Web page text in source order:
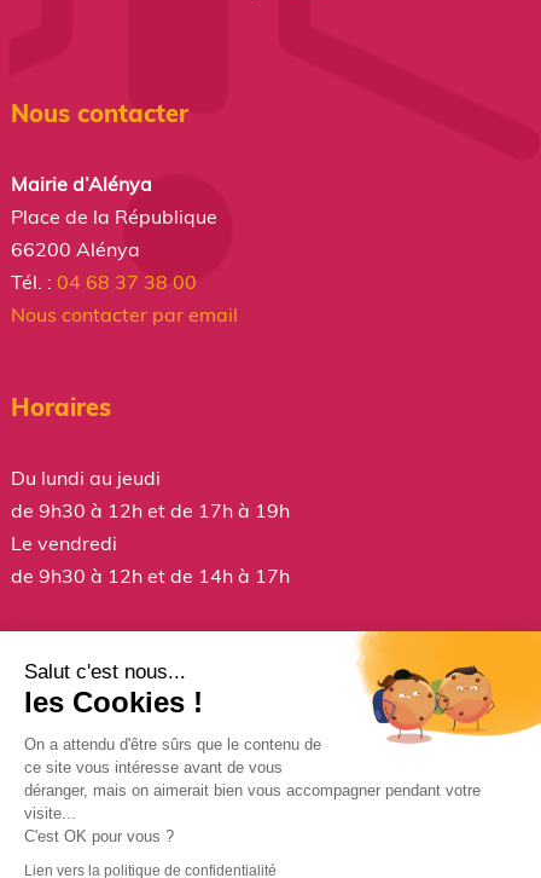
Nous contacter
Mairie d’Alénya
Place de la République
66200 Alénya
Tél. : 04 68 37 38 00
Nous contacter par email
Horaires
Du lundi au jeudi
de 9h30 à 12h et de 17h à 19h
Le vendredi
de 9h30 à 12h et de 14h à 17h
Téléchargez l’application
Panneau Pocket pour rester informé et être alerté !
Salut c'est nous...
les Cookies !
On a attendu d'être sûrs que le contenu de
ce site vous intéresse avant de vous
déranger, mais on aimerait bien vous accompagner pendant votre
visite...
C'est OK pour vous ?
Lien vers la politique de confidentialité